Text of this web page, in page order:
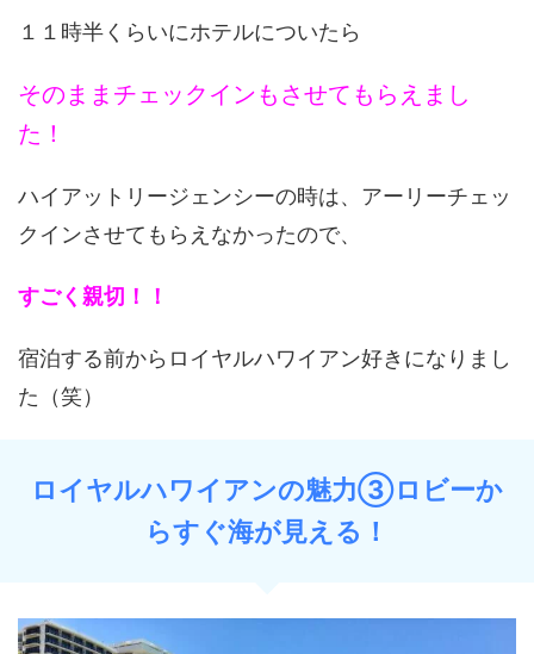
１１時半くらいにホテルについたら
そのままチェックインもさせてもらえまし
た！
ハイアットリージェンシーの時は、アーリーチェッ
クインさせてもらえなかったので、
すごく親切！！
宿泊する前からロイヤルハワイアン好きになりまし
た（笑）
ロイヤルハワイアンの魅力③ロビーか
らすぐ海が見える！